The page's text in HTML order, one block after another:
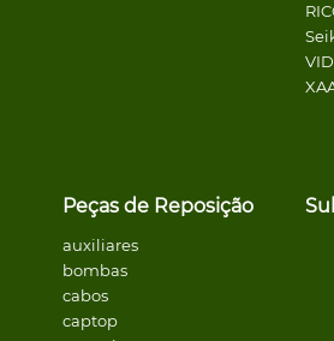
Peças de Reposição
auxiliares
bombas
cabos
captop